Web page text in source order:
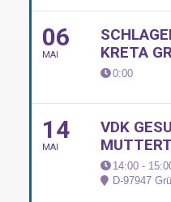
06
MAI
KRETA
0:00
14
MAI
VDK
14:00 -
D-97947